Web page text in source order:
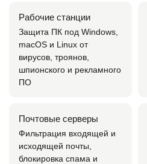
Рабочие станции
Защита ПК под Windows,
macOS и Linux от
вирусов, троянов,
шпионского и рекламного
ПО
Почтовые серверы
Фильтрация входящей и
исходящей почты,
блокировка спама и